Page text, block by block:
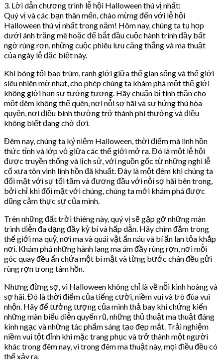
3. Lời dẫn chương trình lễ hội Halloween thú vị nhất:
Quý vị và các bạn thân mến, chào mừng đến với lễ hội
Halloween thú vị nhất trong năm! Hôm nay, chúng ta tụ họp
dưới ánh trăng mê hoặc để bắt đầu cuộc hành trình đầy bất
ngờ rùng rợn, những cuộc phiêu lưu căng thẳng và ma thuật
của ngày lễ đặc biệt này.
Khi bóng tối bao trùm, ranh giới giữa thế gian sống và thế giới
siêu nhiên mờ nhạt, cho phép chúng ta khám phá một thế giới
không giới hạn sự tưởng tượng. Hãy chuẩn bị tinh thần cho
một đêm không thể quên, nơi nỗi sợ hãi và sự hứng thú hòa
quyện, nơi điều bình thường trở thành phi thường và điều
không biết đang chờ đợi.
Đêm nay, chúng ta kỷ niệm Halloween, thời điểm mà linh hồn
thức tỉnh và lớp vỏ giữa các thế giới mở ra. Đó là một lễ hội
được truyền thống và lịch sử, với nguồn gốc từ những nghi lễ
cổ xưa tôn vinh linh hồn đã khuất. Đây là một đêm khi chúng ta
đối mặt với sự tối tăm và đương đầu với nỗi sợ hãi bên trong,
bởi chỉ khi đối mặt với chúng, chúng ta mới khám phá được
dũng cảm thực sự của mình.
Trên những đất trời thiêng này, quý vị sẽ gặp gỡ những màn
trình diễn đa dạng đầy kỳ bí và hấp dẫn. Hãy chìm đắm trong
thế giới ma quỷ, nơi ma và quái vật ẩn náu và bí ẩn lan tỏa khắp
nơi. Khám phá những hành lang ma ám đầy rùng rợn, nơi mỗi
góc quay đều ẩn chứa một bí mật và từng bước chân đều gửi
rùng rợn trong tâm hồn.
Nhưng đừng sợ, vì Halloween không chỉ là về nỗi kinh hoàng và
sợ hãi. Đó là thời điểm của tiếng cười, niềm vui và trò đùa vui
nhộn. Hãy để tưởng tượng của mình thả bay khi chứng kiến
những màn biểu diễn quyến rũ, những thủ thuật ma thuật đáng
kinh ngạc và những tác phẩm sáng tạo đẹp mắt. Trải nghiệm
niềm vui tột đỉnh khi mặc trang phục và trở thành một người
khác trong đêm nay, vì trong đêm ma thuật này, mọi điều đều có
thể xảy ra.